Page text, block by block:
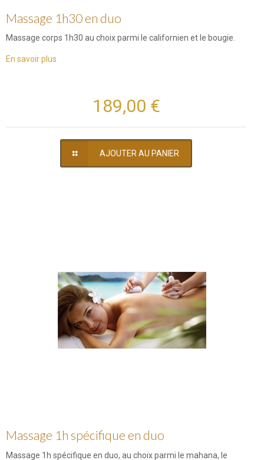
Massage 1h30 en duo
Massage corps 1h30 au choix parmi le californien et le bougie.
En savoir plus
189,00 €
AJOUTER AU PANIER
Massage 1h spécifique en duo
Massage 1h spécifique en duo, au choix parmi le mahana, le